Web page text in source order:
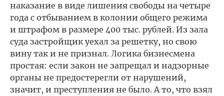
наказание в виде лишения свободы на четыре
года с отбыванием в колонии общего режима
и штрафом в размере 400 тыс. рублей. Из зала
суда застройщик уехал за решетку, но свою
вину так и не признал. Логика бизнесмена
простая: если закон не запрещал и надзорные
органы не предостерегли от нарушений,
значит, и преступления не было. А то, что взял